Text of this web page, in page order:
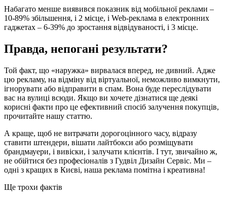
Набагато менше виявився показник від мобільної реклами –
10-89% збільшення, і 2 місце, і Web-реклама в електронних
гаджетах – 6-39% до зростання відвідуваності, і 3 місце.
Правда, непогані результати?
Той факт, що «наружка» вирвалася вперед, не дивний. Адже
цю рекламу, на відміну від віртуальної, неможливо вимкнути,
ігнорувати або відправити в спам. Вона буде переслідувати
вас на вулиці всюди. Якщо ви хочете дізнатися ще деякі
корисні факти про це ефективний спосіб залучення покупців,
прочитайте нашу статтю.
А краще, щоб не витрачати дорогоцінного часу, відразу
ставити штендери, вішати лайтбокси або розміщувати
брандмауери, і вивіски, і залучати клієнтів. І тут, звичайно ж,
не обійтися без професіоналів з Гудвіл Дизайн Сервіс. Ми –
одні з кращих в Києві, наша реклама помітна і креативна!
Ще трохи фактів